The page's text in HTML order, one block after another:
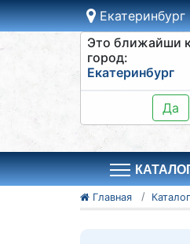
Екатеринбург
Это ближайши
город:
Екатеринбург
Да
Шкафы
Главная Каталог